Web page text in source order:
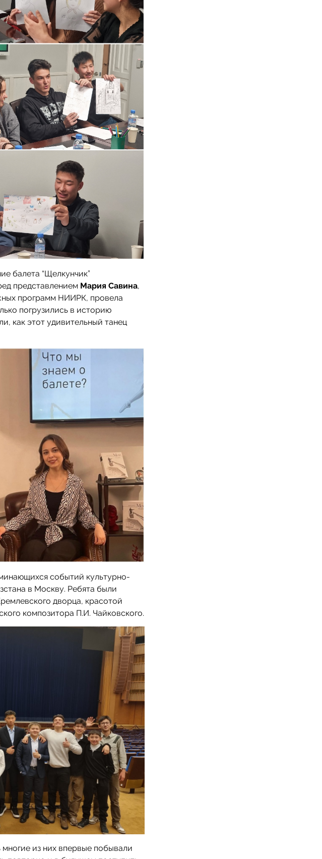
балета “Щелкунчик”
представлением Мария Савина,
программ НИИРК, провела
погрузились в историю
как этот удивительный танец
событий культурно-
в Москву. Ребята были
дворца, красотой
композитора П.И. Чайковского.
из них впервые побывали